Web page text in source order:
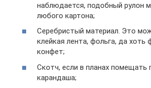
наблюдается, подобный рулон
любого картона;
Серебристый материал. Это
клейкая лента, фольга, да хоть
конфет;
Скотч, если в планах помещать
карандаша;